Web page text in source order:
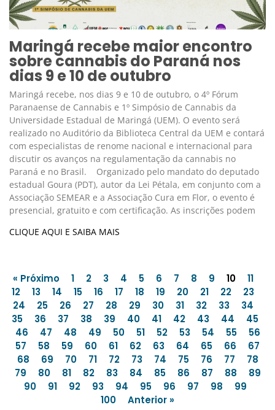
Maringá recebe maior encontro
sobre cannabis do Paraná nos
dias 9 e 10 de outubro
Maringá recebe, nos dias 9 e 10 de outubro, o 4º Fórum
Paranaense de Cannabis e 1º Simpósio de Cannabis da
Universidade Estadual de Maringá (UEM). O evento será
realizado no Auditório da Biblioteca Central da UEM e contará
com especialistas de renome nacional e internacional para
discutir os avanços na regulamentação da cannabis no
Paraná e no Brasil. Organizado pelo mandato do deputado
estadual Goura (PDT), autor da Lei Pétala, em conjunto com a
Associação SEMEAR e a Associação Cura em Flor, o evento é
presencial, gratuito e com certificação. As inscrições podem
CLIQUE AQUI E SAIBA MAIS
« Próximo 1 2 3 4 5 6 7 8 9 10
11
12
13 14 15 16 17 18 19 20 21 22
23
24
25 26 27 28 29 30 31 32 33
34
35
36 37 38 39 40 41 42 43 44
45
46
47 48 49 50 51 52 53 54 55
56
57
58 59 60 61 62 63 64 65 66
67
68
69 70 71 72 73 74 75 76 77
78
79
80 81 82 83 84 85 86 87 88
89
90
91 92 93 94 95 96 97 98
99
100
Anterior »